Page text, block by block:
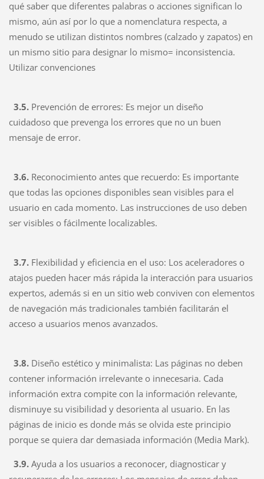
qué saber que diferentes palabras o acciones significan lo
mismo, aún así por lo que a nomenclatura respecta, a
menudo se utilizan distintos nombres (calzado y zapatos) en
un mismo sitio para designar lo mismo= inconsistencia.
Utilizar convenciones
3.5.Prevención de errores: Es mejor un diseño
cuidadoso que prevenga los errores que no un buen
mensaje de error.
3.6.Reconocimiento antes que recuerdo: Es importante
que todas las opciones disponibles sean visibles para el
usuario en cada momento. Las instrucciones de uso deben
ser visibles o fácilmente localizables.
3.7.Flexibilidad y eficiencia en el uso: Los aceleradores o
atajos pueden hacer más rápida la interacción para usuarios
expertos, además si en un sitio web conviven con elementos
de navegación más tradicionales también facilitarán el
acceso a usuarios menos avanzados.
3.8.Diseño estético y minimalista: Las páginas no deben
contener información irrelevante o innecesaria. Cada
información extra compite con la información relevante,
disminuye su visibilidad y desorienta al usuario. En las
páginas de inicio es donde más se olvida este principio
porque se quiera dar demasiada información (Media Mark).
3.9.Ayuda a los usuarios a reconocer, diagnosticar y